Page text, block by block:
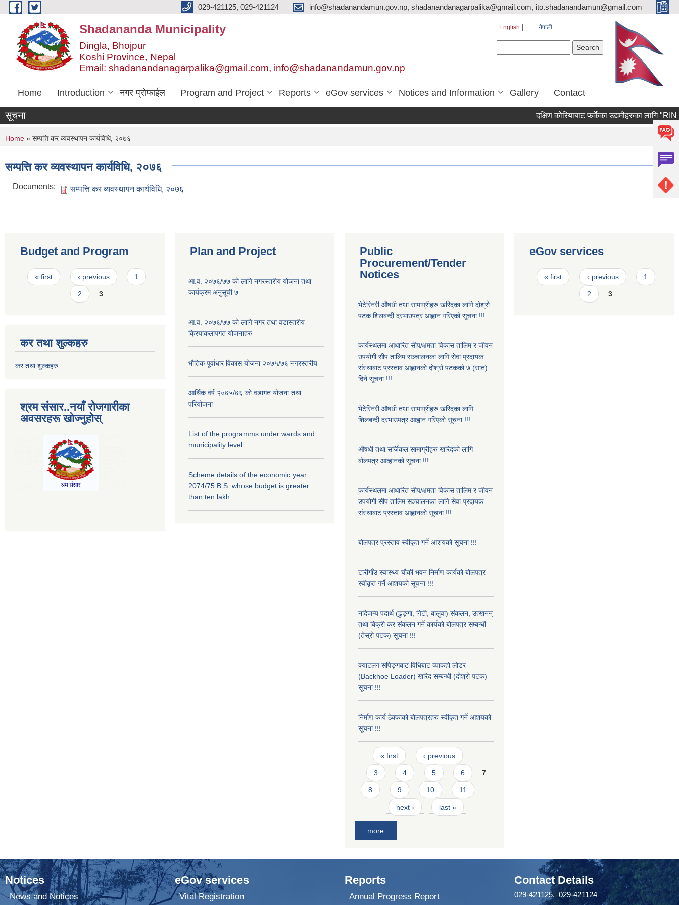
Skip to main content 029-421125, 029-421124 info@shadanandamun.gov.np, shadanandanagarpalika@gmail.com, ito.shadanandamun@gmail.com
Shadananda Municipality
Dingla, Bhojpur
Koshi Province, Nepal
Email: shadanandanagarpalika@gmail.com, info@shadanandamun.gov.np
English नेपाली
Home Introduction नगर प्रोफाईल Program and Project Reports eGov services Notices and Information Gallery Contact
सूचना दक्षिण कोरियाबाट फर्केका उद्यमीहरुका लागि "RIN
You are here
Home » सम्पत्ति कर व्यवस्थापन कार्यविधि, २०७६
सम्पत्ति कर व्यवस्थापन कार्यविधि, २०७६
Documents: सम्पत्ति कर व्यवस्थापन कार्यविधि, २०७६
Budget and Program
Pages
« first ‹ previous 1
2 3
कर तथा शुल्कहरु
कर तथा शुल्कहरु
श्रम संसार..नयाँ रोजगारीका
अवसरहरू खोज्नुहोस्
Plan and Project
आ.व. २०७६/७७ को लागि नगरस्तरीय योजना तथा
कार्यक्रम अनुसूची ७
आ.व. २०७६/७७ को लागि नगर तथा वडास्तरीय
क्रियाकलापगत योजनाहरु
भौतिक पूर्वाधार विकास योजना २०७५/७६ नगरस्तरीय
आर्थिक वर्ष २०७५/७६ को वडागत योजना तथा
परियोजना
List of the programms under wards and
municipality level
Scheme details of the economic year
2074/75 B.S. whose budget is greater
than ten lakh
Public
Procurement/Tender
Notices
भेटेरिनरी औषधी तथा सामाग्रीहरु खरिदका लागि दोश्रो
पटक शिलबन्दी दरभाउपत्र आह्वान गरिएको सूचना !!!
कार्यस्थलमा आधारित सीप/क्षमता विकास तालिम र जीवन
उपयोगी सीप तालिम सञ्चालनका लागि सेवा प्रदायक
संस्थाबाट प्रस्ताव आह्वानको दोश्रो पटकको ७ (सात)
दिने सूचना !!!
भेटेरिनरी औषधी तथा सामाग्रीहरु खरिदका लागि
शिलबन्दी दरभाउपत्र आह्वान गरिएको सूचना !!!
औषधी तथा सर्जिकल सामाग्रीहरु खरिदको लागि
बोलपत्र आव्हानको सूचना !!!
कार्यस्थलमा आधारित सीप/क्षमता विकास तालिम र जीवन
उपयोगी सीप तालिम सञ्चालनका लागि सेवा प्रदायक
संस्थाबाट प्रस्ताव आह्वानको सूचना !!!
बोलपत्र प्रस्ताव स्वीकृत गर्ने आशयको सूचना !!!
टारीगाँउ स्वास्थ्य चौकी भवन निर्माण कार्यको बोलपत्र
स्वीकृत गर्ने आशयको सूचना !!!
नदिजन्य पदार्थ (ढुङ्गा, गिटी, बालुवा) संकलन, उत्खनन्
तथा बिक्री कर संकलन गर्ने कार्यको बोलपत्र सम्बन्धी
(तेस्रो पटक) सूचना !!!
क्याटलग सपिङ्गबाट विधिबाट व्याकहो लोडर
(Backhoe Loader) खरिद सम्बन्धी (दोश्रो पटक)
सूचना !!!
निर्माण कार्य ठेक्काको बोलपत्रहरु स्वीकृत गर्ने आशयको
सूचना !!!
Pages
« first ‹ previous …
3 4 5 6 7
8 9 10 11 …
next › last »
more
eGov services
Pages
« first ‹ previous 1
2 3
Notices
News and Notices
eGov services
Vital Registration
Reports
Annual Progress Report
Contact Details
029-421125, 029-421124